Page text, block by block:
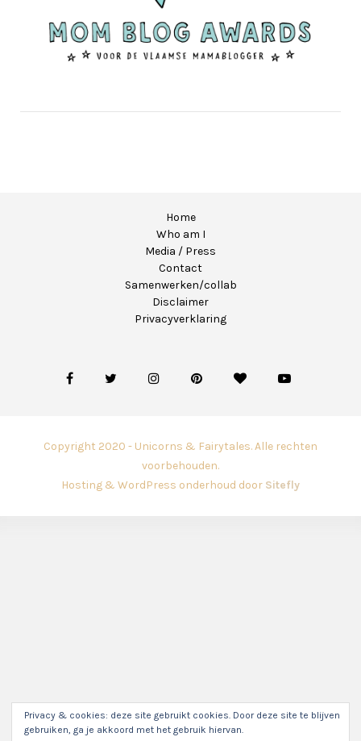
Home
Who am I
Media / Press
Contact
Samenwerken/collab
Disclaimer
Privacyverklaring
Copyright 2020 - Unicorns & Fairytales. Alle rechten
voorbehouden.
Hosting & WordPress onderhoud door Sitefly
Privacy & cookies: deze site gebruikt cookies. Door deze site te blijven
gebruiken, ga je akkoord met het gebruik hiervan.